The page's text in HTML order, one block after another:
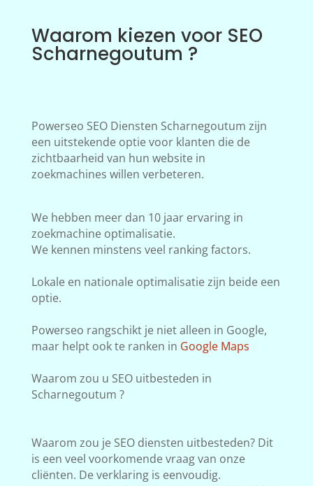
Waarom kiezen voor SEO
Scharnegoutum ?
Powerseo SEO Diensten Scharnegoutum zijn
een uitstekende optie voor klanten die de
zichtbaarheid van hun website in
zoekmachines willen verbeteren.
We hebben meer dan 10 jaar ervaring in
zoekmachine optimalisatie.
We kennen minstens veel ranking factors.
Lokale en nationale optimalisatie zijn beide een
optie.
Powerseo rangschikt je niet alleen in Google,
maar helpt ook te ranken in Google Maps
Waarom zou u SEO uitbesteden in
Scharnegoutum ?
Waarom zou je SEO diensten uitbesteden? Dit
is een veel voorkomende vraag van onze
cliënten. De verklaring is eenvoudig.